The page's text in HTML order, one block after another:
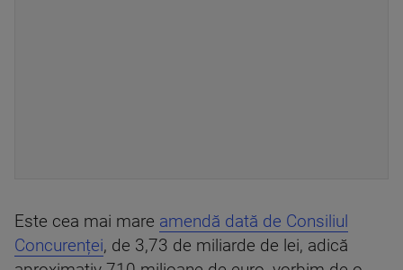
Este cea mai mare amendă dată de Consiliul
Concurenței, de 3,73 de miliarde de lei, adică